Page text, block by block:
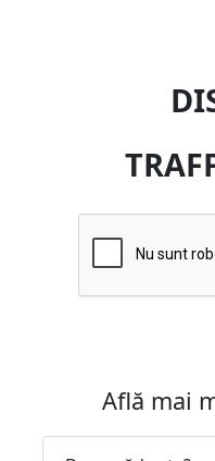
Află mai